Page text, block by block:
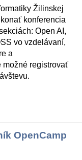
Žilinskej
konferencia
Open AI,
vo vzdelávaní,
a
možné registrovať
OpenCamp